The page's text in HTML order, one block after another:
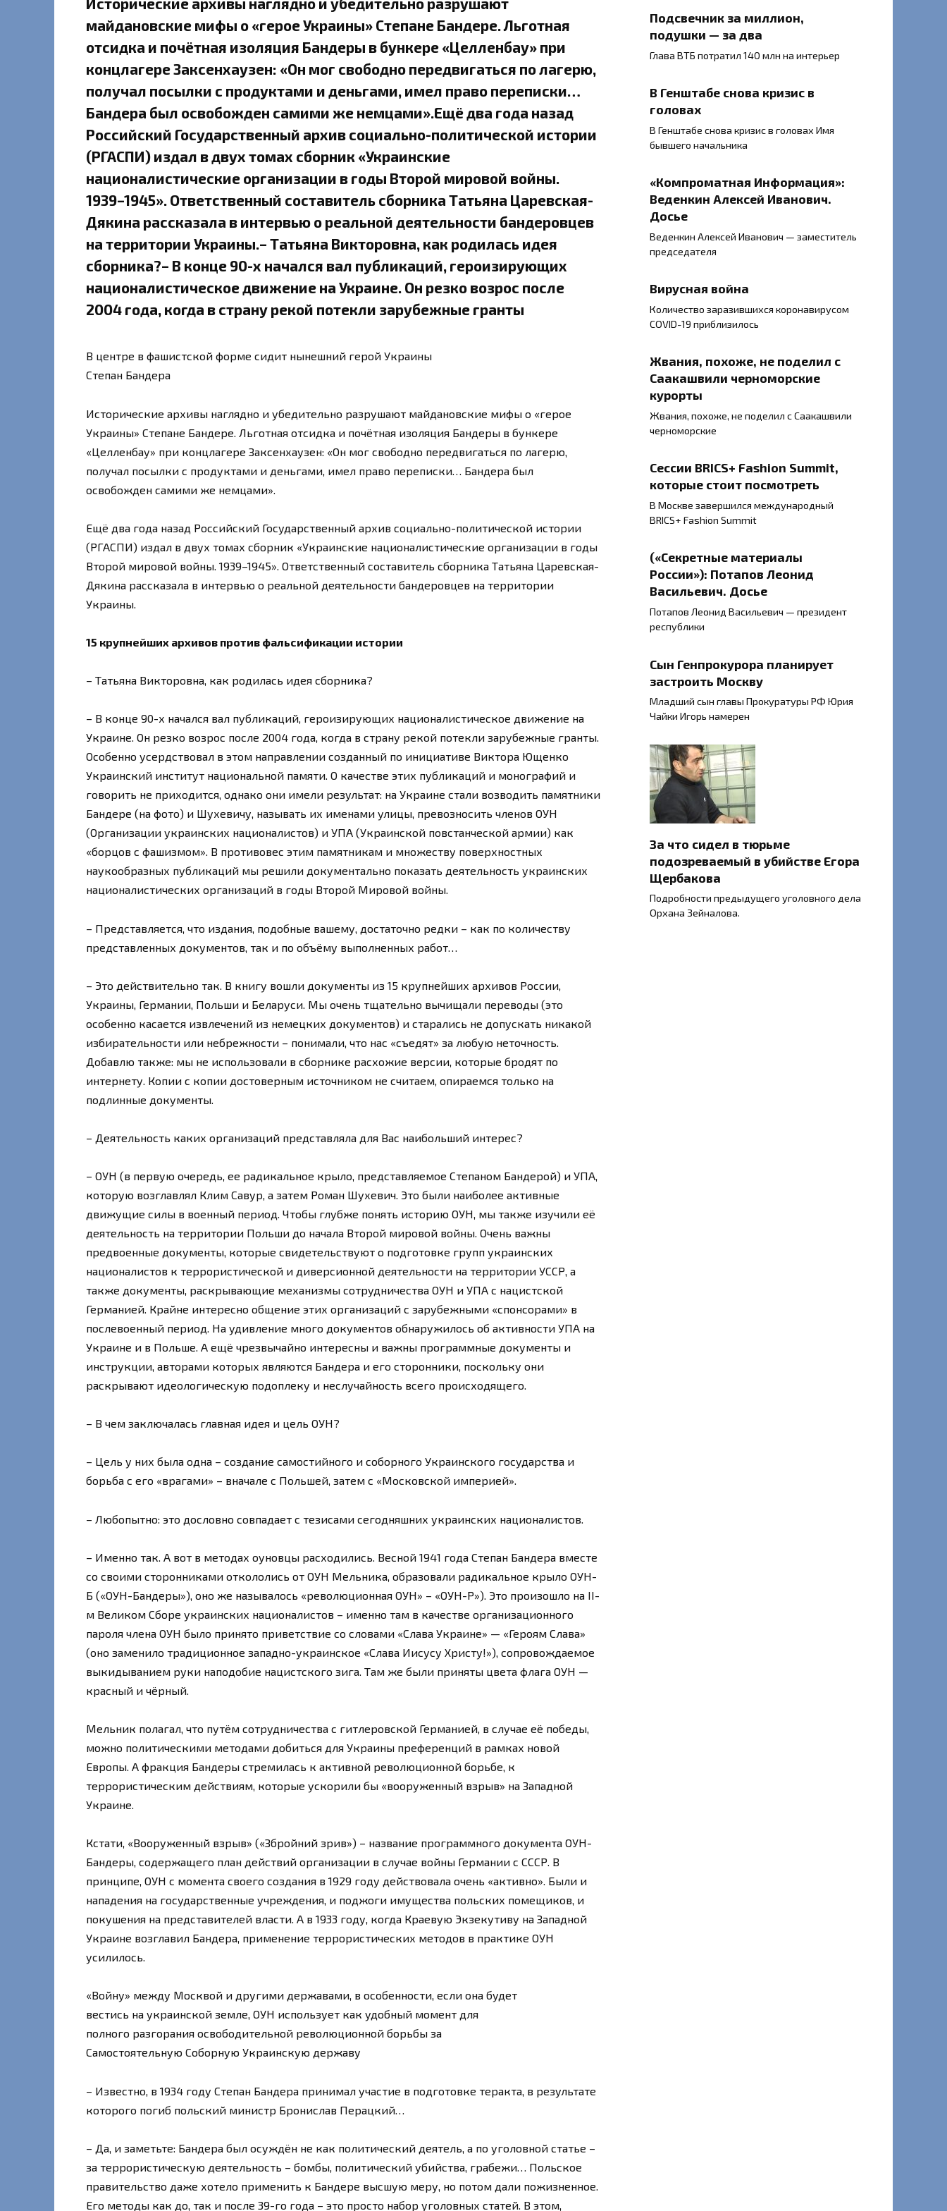
майдановские мифы о «герое Украины» Степане Бандере. Льготная
отсидка и почётная изоляция Бандеры в бункере «Целленбау» при
концлагере Заксенхаузен: «Он мог свободно передвигаться по лагерю,
получал посылки с продуктами и деньгами, имел право переписки…
Бандера был освобожден самими же немцами».Ещё два года назад
Российский Государственный архив социально-политической истории
(РГАСПИ) издал в двух томах сборник «Украинские
националистические организации в годы Второй мировой войны.
1939–1945». Ответственный составитель сборника Татьяна Царевская-
Дякина рассказала в интервью о реальной деятельности бандеровцев
на территории Украины.– Татьяна Викторовна, как родилась идея
сборника?– В конце 90-х начался вал публикаций, героизирующих
националистическое движение на Украине. Он резко возрос после
2004 года, когда в страну рекой потекли зарубежные гранты
В центре в фашистской форме сидит нынешний герой Украины
Степан Бандера
Исторические архивы наглядно и убедительно разрушают майдановские мифы о «герое
Украины» Степане Бандере. Льготная отсидка и почётная изоляция Бандеры в бункере
«Целленбау» при концлагере Заксенхаузен: «Он мог свободно передвигаться по лагерю,
получал посылки с продуктами и деньгами, имел право переписки… Бандера был
освобожден самими же немцами».
Ещё два года назад Российский Государственный архив социально-политической истории
(РГАСПИ) издал в двух томах сборник «Украинские националистические организации в годы
Второй мировой войны. 1939–1945». Ответственный составитель сборника Татьяна Царевская-
Дякина рассказала в интервью о реальной деятельности бандеровцев на территории
Украины.
15 крупнейших архивов против фальсификации истории
– Татьяна Викторовна, как родилась идея сборника?
– В конце 90-х начался вал публикаций, героизирующих националистическое движение на
Украине. Он резко возрос после 2004 года, когда в страну рекой потекли зарубежные гранты.
Особенно усердствовал в этом направлении созданный по инициативе Виктора Ющенко
Украинский институт национальной памяти. О качестве этих публикаций и монографий и
говорить не приходится, однако они имели результат: на Украине стали возводить памятники
Бандере (на фото) и Шухевичу, называть их именами улицы, превозносить членов ОУН
(Организации украинских националистов) и УПА (Украинской повстанческой армии) как
«борцов с фашизмом». В противовес этим памятникам и множеству поверхностных
наукообразных публикаций мы решили документально показать деятельность украинских
националистических организаций в годы Второй Мировой войны.
– Представляется, что издания, подобные вашему, достаточно редки – как по количеству
представленных документов, так и по объёму выполненных работ…
– Это действительно так. В книгу вошли документы из 15 крупнейших архивов России,
Украины, Германии, Польши и Беларуси. Мы очень тщательно вычищали переводы (это
особенно касается извлечений из немецких документов) и старались не допускать никакой
избирательности или небрежности – понимали, что нас «съедят» за любую неточность.
Добавлю также: мы не использовали в сборнике расхожие версии, которые бродят по
интернету. Копии с копии достоверным источником не считаем, опираемся только на
подлинные документы.
– Деятельность каких организаций представляла для Вас наибольший интерес?
– ОУН (в первую очередь, ее радикальное крыло, представляемое Степаном Бандерой) и УПА,
которую возглавлял Клим Савур, а затем Роман Шухевич. Это были наиболее активные
движущие силы в военный период. Чтобы глубже понять историю ОУН, мы также изучили её
деятельность на территории Польши до начала Второй мировой войны. Очень важны
предвоенные документы, которые свидетельствуют о подготовке групп украинских
националистов к террористической и диверсионной деятельности на территории УССР, а
также документы, раскрывающие механизмы сотрудничества ОУН и УПА с нацистской
Германией. Крайне интересно общение этих организаций с зарубежными «спонсорами» в
послевоенный период. На удивление много документов обнаружилось об активности УПА на
Украине и в Польше. А ещё чрезвычайно интересны и важны программные документы и
инструкции, авторами которых являются Бандера и его сторонники, поскольку они
раскрывают идеологическую подоплеку и неслучайность всего происходящего.
– В чем заключалась главная идея и цель ОУН?
– Цель у них была одна – создание самостийного и соборного Украинского государства и
борьба с его «врагами» – вначале с Польшей, затем с «Московской империей».
– Любопытно: это дословно совпадает с тезисами сегодняшних украинских националистов.
– Именно так. А вот в методах оуновцы расходились. Весной 1941 года Степан Бандера вместе
со своими сторонниками откололись от ОУН Мельника, образовали радикальное крыло ОУН-
Б («ОУН-Бандеры»), оно же называлось «революционная ОУН» – «ОУН-Р»). Это произошло на II-
м Великом Сборе украинских националистов – именно там в качестве организационного
пароля члена ОУН было принято приветствие со словами «Слава Украине» — «Героям Слава»
(оно заменило традиционное западно-украинское «Слава Иисусу Христу!»), сопровождаемое
выкидыванием руки наподобие нацистского зига. Там же были приняты цвета флага ОУН —
красный и чёрный.
Мельник полагал, что путём сотрудничества с гитлеровской Германией, в случае её победы,
можно политическими методами добиться для Украины преференций в рамках новой
Европы. А фракция Бандеры стремилась к активной революционной борьбе, к
террористическим действиям, которые ускорили бы «вооруженный взрыв» на Западной
Украине.
Кстати, «Вооруженный взрыв» («Збройний зрив») – название программного документа ОУН-
Бандеры, содержащего план действий организации в случае войны Германии с СССР. В
принципе, ОУН с момента своего создания в 1929 году действовала очень «активно». Были и
нападения на государственные учреждения, и поджоги имущества польских помещиков, и
покушения на представителей власти. А в 1933 году, когда Краевую Экзекутиву на Западной
Украине возглавил Бандера, применение террористических методов в практике ОУН
усилилось.
«Войну» между Москвой и другими державами, в особенности, если она будет
вестись на украинской земле, ОУН использует как удобный момент для
полного разгорания освободительной революционной борьбы за
Самостоятельную Соборную Украинскую державу
– Известно, в 1934 году Степан Бандера принимал участие в подготовке теракта, в результате
которого погиб польский министр Бронислав Перацкий…
– Да, и заметьте: Бандера был осуждён не как политический деятель, а по уголовной статье –
за террористическую деятельность – бомбы, политический убийства, грабежи… Польское
правительство даже хотело применить к Бандере высшую меру, но потом дали пожизненное.
Его методы как до, так и после 39-го года – это просто набор уголовных статей. В этом,
Подсвечник за миллион,
подушки — за два
Глава ВТБ потратил 140 млн на интерьер
В Генштабе снова кризис в
головах
В Генштабе снова кризис в головах Имя
бывшего начальника
«Компроматная Информация»:
Веденкин Алексей Иванович.
Досье
Веденкин Алексей Иванович — заместитель
председателя
Вирусная война
Количество заразившихся коронавирусом
COVID-19 приблизилось
Жвания, похоже, не поделил с
Саакашвили черноморские
курорты
Жвания, похоже, не поделил с Саакашвили
черноморские
Сессии BRICS+ Fashion Summit,
которые стоит посмотреть
В Москве завершился международный
BRICS+ Fashion Summit
(«Секретные материалы
России»): Потапов Леонид
Васильевич. Досье
Потапов Леонид Васильевич — президент
республики
Сын Генпрокурора планирует
застроить Москву
Младший сын главы Прокуратуры РФ Юрия
Чайки Игорь намерен
За что сидел в тюрьме
подозреваемый в убийстве Егора
Щербакова
Подробности предыдущего уголовного дела
Орхана Зейналова.